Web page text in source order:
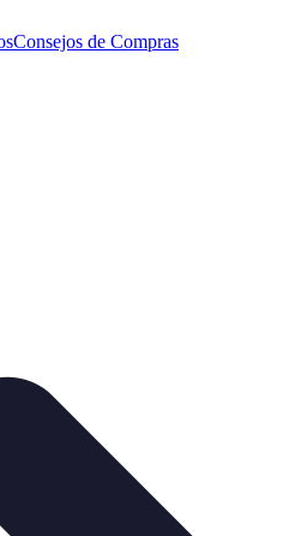
Consejos de Compras